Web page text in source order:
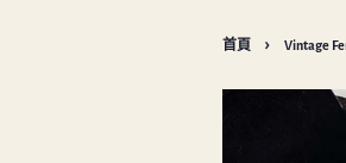
首頁 › Vintage